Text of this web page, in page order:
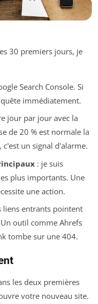
30 premiers jours, je
Search Console. Si
immédiatement.
jour par jour avec la
de 20 % est normale la
c'est un signal d'alarme.
: je suis
plus importants. Une
une action.
entrants pointent
outil comme Ahrefs
tombe sur une 404.
les deux premières
votre nouveau site.